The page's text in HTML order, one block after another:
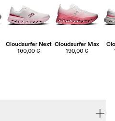
Cloudsurfer Next
160,00 €
Cloudsurfer Max
190,00 €